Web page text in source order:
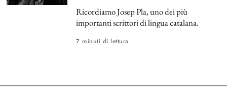
Ricordiamo Josep Pla, uno dei più
importanti scrittori di lingua catalana.
7 minuti di lettura